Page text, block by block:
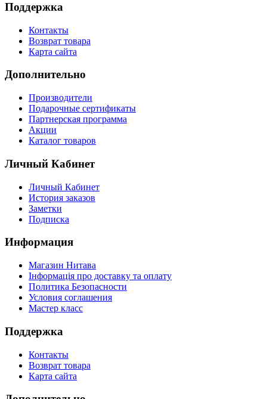
Поддержка
Контакты
Возврат товара
Карта сайта
Дополнительно
Производители
Подарочные сертификаты
Партнерская программа
Акции
Каталог товаров
Личный Кабинет
Личный Кабинет
История заказов
Заметки
Подписка
Информация
Магазин Нитава
Інформація про доставку та оплату
Политика Безопасности
Условия соглашения
Мастер класс
Поддержка
Контакты
Возврат товара
Карта сайта